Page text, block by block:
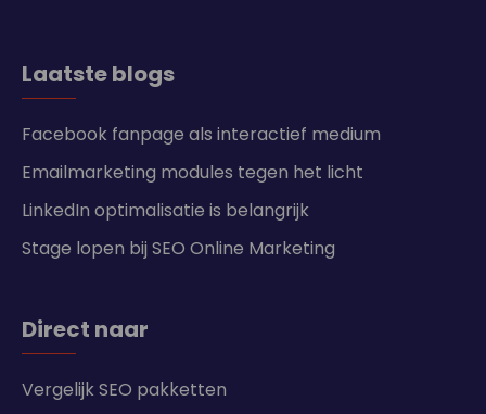
Laatste blogs
Facebook fanpage als interactief medium
Emailmarketing modules tegen het licht
LinkedIn optimalisatie is belangrijk
Stage lopen bij SEO Online Marketing
Direct naar
Vergelijk SEO pakketten